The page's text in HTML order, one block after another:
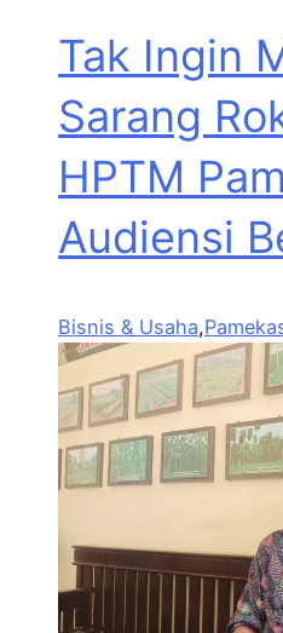
Tak Ingin
Sarang
HPTM
Audiensi
Bisnis & Usaha,